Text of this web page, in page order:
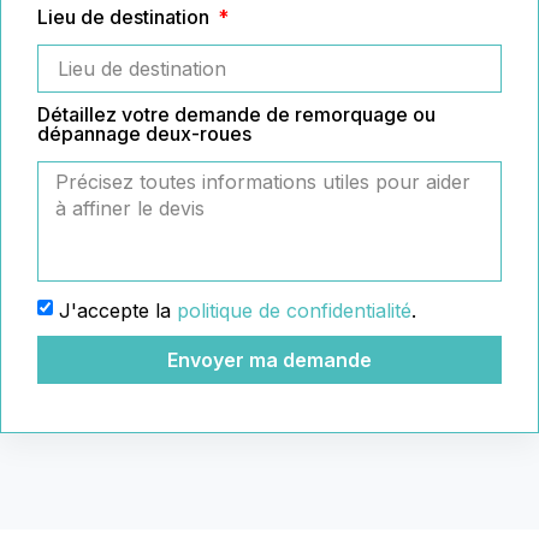
Lieu de destination
Détaillez votre demande de remorquage ou
dépannage deux-roues
J'accepte la politique de confidentialité.
Envoyer ma demande